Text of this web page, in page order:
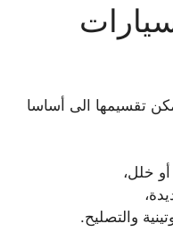
تقسيمها الى أساسا
خلل،
والتصليح.